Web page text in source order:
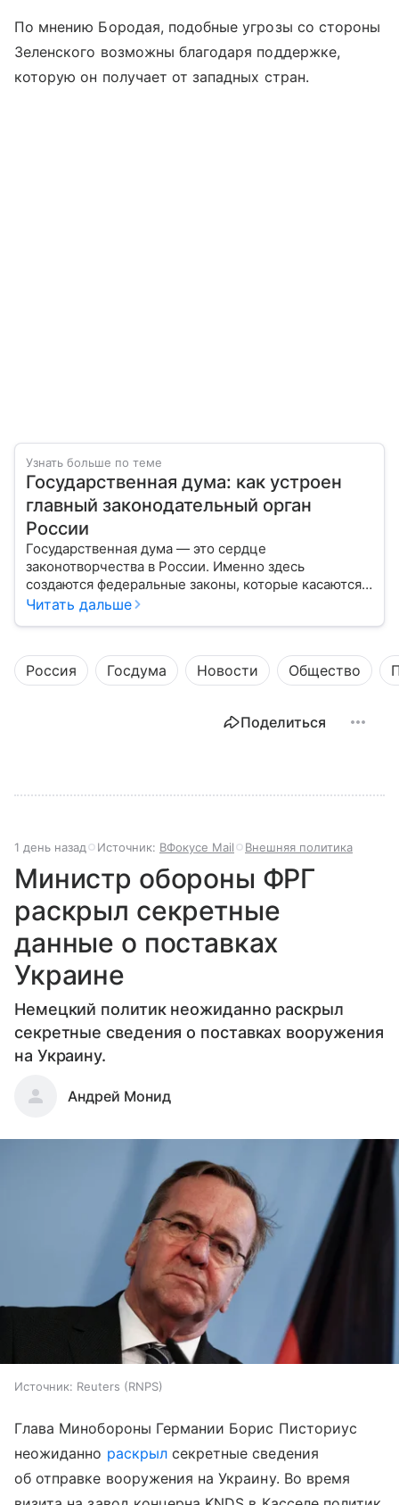
По мнению Бородая, подобные угрозы со стороны
Зеленского возможны благодаря поддержке,
которую он получает от западных стран.
Узнать больше по теме
Государственная дума: как устроен
главный законодательный орган
России
Государственная дума — это сердце
законотворчества в России. Именно здесь
создаются федеральные законы, которые касаются
жизни каждого гражданина: от образования и
Читать дальше
Россия Госдума Новости Общество
Поделиться
1 день назад Источник: ВФокусе Mail Внешняя политика
Министр обороны ФРГ
раскрыл секретные
данные о поставках
Украине
Немецкий политик неожиданно раскрыл
секретные сведения о поставках вооружения
на Украину.
Андрей Монид
Источник: Reuters (RNPS)
Глава Минобороны Германии Борис Писториус
неожиданно раскрылсекретные сведения
об отправке вооружения на Украину. Во время